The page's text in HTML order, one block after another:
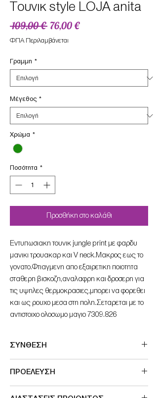
Tουνικ style LOJA anita
109,00 € Κανονική
τιμή
76,00 €Τιμή
ΦΠΑ Περιλαμβάνεται
Γραμμη *
Μέγεθος *
Χρώμα *
Ποσότητα *
Προσθήκη στο καλάθι
Eντυπωσιακη τουνικ jungle print με φαρδυ
μανικι τρουακαρ και V neck.Mακρος εως το
γονατο.Φτιαγμενη απο εξαιρετικη ποιοτητα
σταθερη βισκοζη,αναλαφρη και δροσερη για
τις υψηλες θερμοκρασιες,μπορει να φορεθει
και ως ρουχο μεσα στη πολη.Σεταρεται με το
αντιστοιχο ολοσωμο μαγιο 7309.826
ΣΥΝΘΕΣΗ
ΠΡΟΕΛΕΥΣΗ